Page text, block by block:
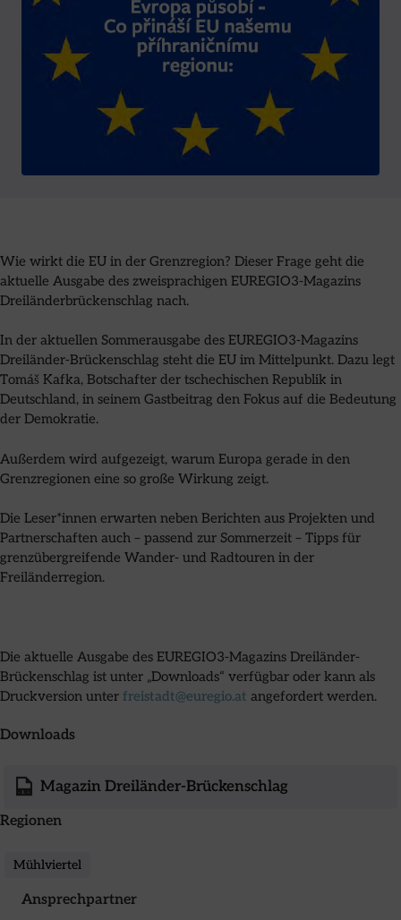
Wie wirkt die EU in der Grenzregion? Dieser Frage geht die
aktuelle Ausgabe des zweisprachigen EUREGIO3-Magazins
Dreiländerbrückenschlag nach.
In der aktuellen Sommerausgabe des EUREGIO3-Magazins
Dreiländer-Brückenschlag steht die EU im Mittelpunkt. Dazu legt
Tomáš Kafka, Botschafter der tschechischen Republik in
Deutschland, in seinem Gastbeitrag den Fokus auf die Bedeutung
der Demokratie.
Außerdem wird aufgezeigt, warum Europa gerade in den
Grenzregionen eine so große Wirkung zeigt.
Die Leser*innen erwarten neben Berichten aus Projekten und
Partnerschaften auch – passend zur Sommerzeit – Tipps für
grenzübergreifende Wander- und Radtouren in der
Freiländerregion.
Die aktuelle Ausgabe des EUREGIO3-Magazins Dreiländer-
Brückenschlag ist unter „Downloads“ verfügbar oder kann als
Druckversion unter freistadt@euregio.at angefordert werden.
Downloads
Magazin Dreiländer-Brückenschlag
Regionen
Mühlviertel
Ansprechpartner